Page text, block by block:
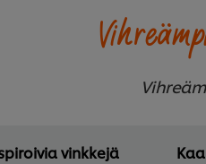
vinkkejä